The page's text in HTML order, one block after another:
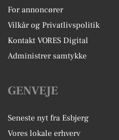
For annoncører
Vilkår og Privatlivspolitik
Kontakt VORES Digital
Administrer samtykke
GENVEJE
Seneste nyt fra Esbjerg
Vores lokale erhverv